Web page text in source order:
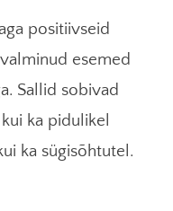
positiivseid
esemed
Sallid sobivad
ka pidulikel
ka sügisõhtutel.